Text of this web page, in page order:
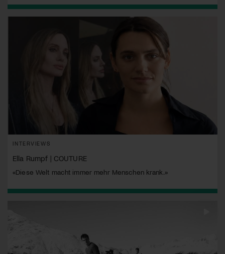
INTERVIEWS
Ella Rumpf | COUTURE
«Diese Welt macht immer mehr Menschen krank.»